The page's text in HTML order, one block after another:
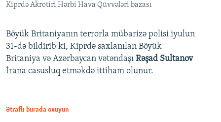
Kiprdə Akrotiri Hərbi Hava Qüvvələri bazası
Böyük Britaniyanın terrorla mübarizə polisi iyulun
31-də bildirib ki, Kiprdə saxlanılan Böyük
Britaniya və Azərbaycan vətəndaşı Rəşad Sultanov
İrana casusluq etməkdə ittiham olunur.
Ətraflı burada oxuyun